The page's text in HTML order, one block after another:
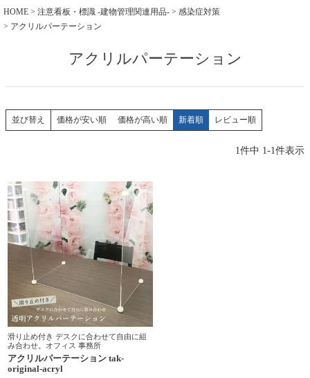
HOME 注意看板・標識 -建物管理関連用品-
感染症対策
アクリルパーテーション
アクリルパーテーション
並び替え 価格が安い順 価格が高い順 新着順 レビュー順
1 件中 1 -1 件表示
滑り止め付き デスクに合わせて自由に組
み合わせ。オフィス 事務所
アクリルパーテーション tak-
original-acryl